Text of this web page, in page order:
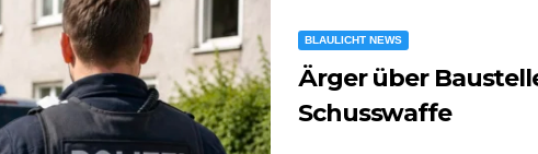
BLAULICHT NEWS
Ärger über
Schusswaffe